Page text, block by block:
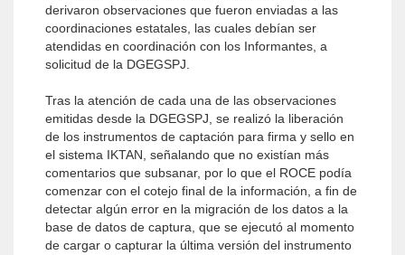
derivaron observaciones que fueron enviadas a las
coordinaciones estatales, las cuales debían ser
atendidas en coordinación con los Informantes, a
solicitud de la DGEGSPJ.
Tras la atención de cada una de las observaciones
emitidas desde la DGEGSPJ, se realizó la liberación
de los instrumentos de captación para firma y sello en
el sistema IKTAN, señalando que no existían más
comentarios que subsanar, por lo que el ROCE podía
comenzar con el cotejo final de la información, a fin de
detectar algún error en la migración de los datos a la
base de datos de captura, que se ejecutó al momento
de cargar o capturar la última versión del instrumento